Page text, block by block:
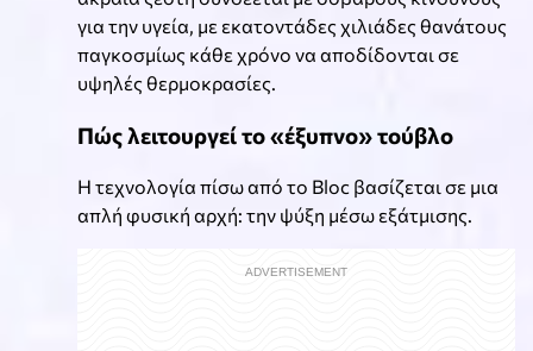
για την υγεία, με εκατοντάδες χιλιάδες θανάτους
παγκοσμίως κάθε χρόνο να αποδίδονται σε
υψηλές θερμοκρασίες.
Πώς λειτουργεί το «έξυπνο» τούβλο
Η τεχνολογία πίσω από το Bloc βασίζεται σε μια
απλή φυσική αρχή: την ψύξη μέσω εξάτμισης.